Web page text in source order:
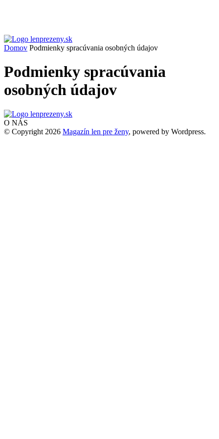
Domov Podmienky spracúvania osobných údajov
Podmienky spracúvania
osobných údajov
O NÁS
© Copyright 2026 Magazín len pre ženy, powered by Wordpress.